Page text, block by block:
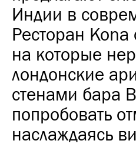
Индии в
Ресторан
на которые
лондонские
стенами бара
попробовать
наслаждаясь